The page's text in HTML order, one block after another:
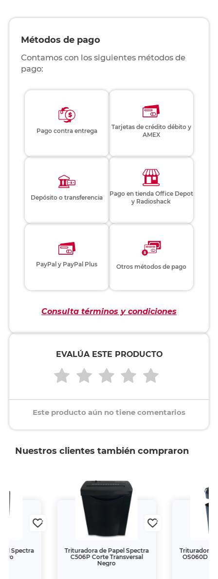
Métodos de pago
Contamos con los siguientes métodos de
pago:
Pago contra entrega
Tarjetas de crédito débito y
AMEX
Depósito o transferencia
Pago en tienda Office Depot
y Radioshack
PayPal y PayPal Plus Otros métodos de pago
Consulta términos y condiciones
EVALÚA ESTE PRODUCTO
Este producto aún no tiene comentarios
Nuestros clientes también compraron
Trituradora de Papel Spectra
C506P Corte Transversal
Trituradora de Papel
OS060D Corte